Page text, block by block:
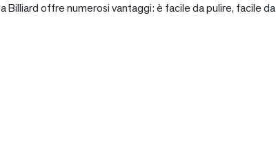
Billiard offre numerosi vantaggi: è facile da pulire, facile da